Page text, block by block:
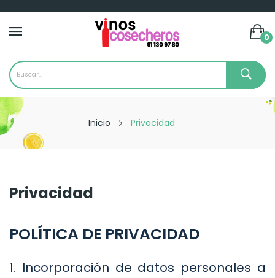
0
Inicio Privacidad
Privacidad
POLÍTICA DE PRIVACIDAD
1. Incorporación de datos personales a